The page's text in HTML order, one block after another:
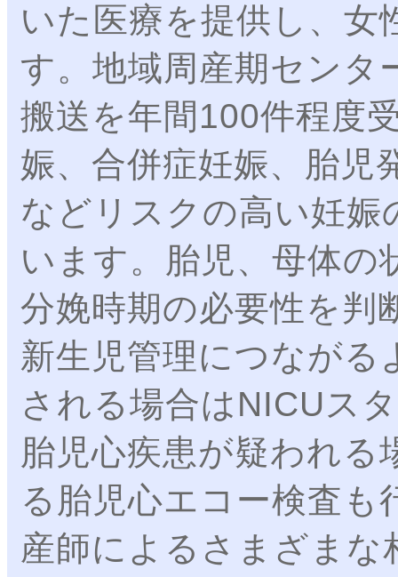
いた医療を提供し、女
す。地域周産期センタ
搬送を年間100件程度
娠、合併症妊娠、胎児
などリスクの高い妊娠
います。胎児、母体の
分娩時期の必要性を判
新生児管理につながる
される場合はNICUス
胎児心疾患が疑われる
る胎児心エコー検査も
産師によるさまざま